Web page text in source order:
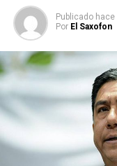
Publicado hace
Por El Saxofon